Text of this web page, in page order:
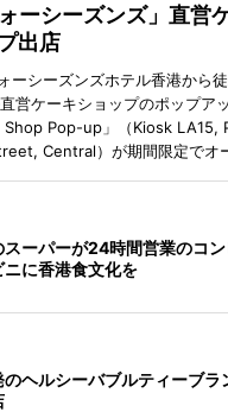
ーシーズンズ」直営
出店
ーシーズンズホテル香港から
営ケーキショップのポップア
Shop Pop-up」（Kiosk LA15,
Central）が期間限定でオ
スーパーが24時間営業のコ
ニに香港食文化を
のヘルシーバブルティーブラ